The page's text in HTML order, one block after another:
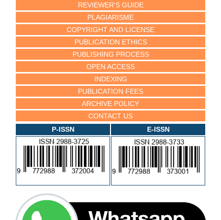
REVIEWER'S GUIDE
PLAGIARISME
COPYRIGHT AND LICENSE
PUBLICATION ETHICS
PUBLISHING PROCESS
OPEN ACCESS
INDEXING
PUBLICATION FEES
ARCHIVE POLICY
CONTACT US
P-ISSN
E-ISSN